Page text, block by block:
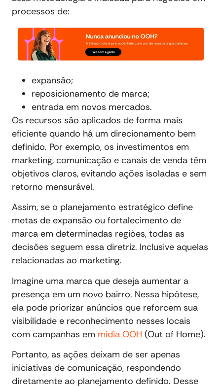
processos de:
expansão;
reposicionamento de marca;
entrada em novos mercados.
Os recursos são aplicados de forma mais
eficiente quando há um direcionamento bem
definido. Por exemplo, os investimentos em
marketing, comunicação e canais de venda têm
objetivos claros, evitando ações isoladas e sem
retorno mensurável.
Assim, se o planejamento estratégico define
metas de expansão ou fortalecimento de
marca em determinadas regiões, todas as
decisões seguem essa diretriz. Inclusive aquelas
relacionadas ao marketing.
Imagine uma marca que deseja aumentar a
presença em um novo bairro. Nessa hipótese,
ela pode priorizar anúncios que reforcem sua
visibilidade e reconhecimento nesses locais
com campanhas em mídia OOH (Out of Home).
Portanto, as ações deixam de ser apenas
iniciativas de comunicação, respondendo
diretamente ao planejamento definido. Desse